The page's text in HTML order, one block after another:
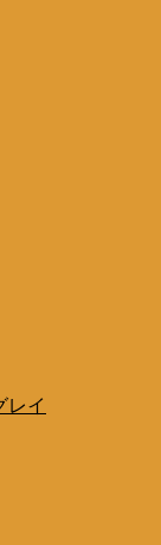
レイ